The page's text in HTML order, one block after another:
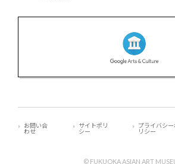
© FUKUOKA ASIAN ART
お問い合
わせ
サイトポリ
シー
プライバシー
リシー